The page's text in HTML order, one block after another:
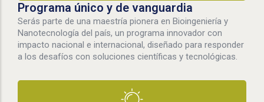
Programa único y de vanguardia
Serás parte de una maestría pionera en Bioingeniería y
Nanotecnología del país, un programa innovador con
impacto nacional e internacional, diseñado para responder
a los desafíos con soluciones científicas y tecnológicas.